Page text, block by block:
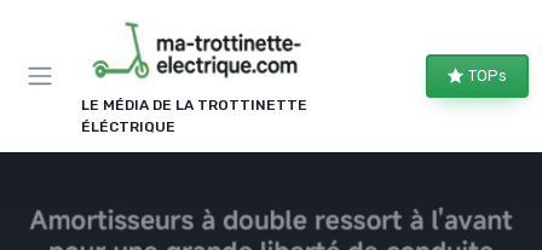
LE MÉDIA DE LA TROTTINETTE
ÉLÉCTRIQUE
TOPs